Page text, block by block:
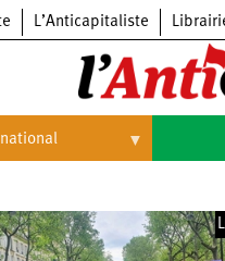
L’Anticapitaliste